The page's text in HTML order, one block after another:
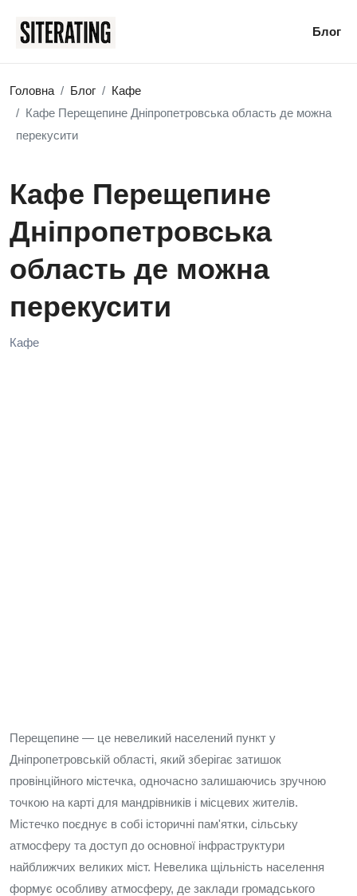
Блог
Головна Блог
Кафе
Кафе Перещепине Дніпропетровська область де можна
перекусити
Кафе Перещепине
Дніпропетровська
область де можна
перекусити
Кафе
Перещепине — це невеликий населений пункт у
Дніпропетровській області, який зберігає затишок
провінційного містечка, одночасно залишаючись зручною
точкою на карті для мандрівників і місцевих жителів.
Містечко поєднує в собі історичні пам'ятки, сільську
атмосферу та доступ до основної інфраструктури
найближчих великих міст. Невелика щільність населення
формує особливу атмосферу, де заклади громадського